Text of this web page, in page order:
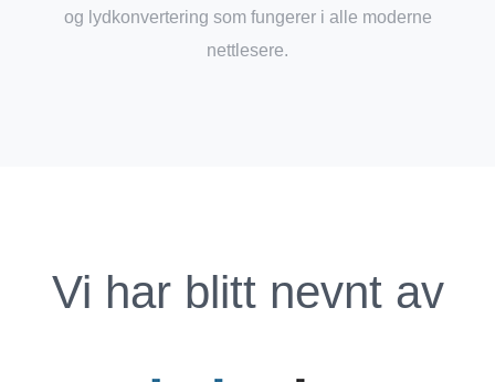
og lydkonvertering som fungerer i alle moderne
nettlesere.
Vi har blitt nevnt av